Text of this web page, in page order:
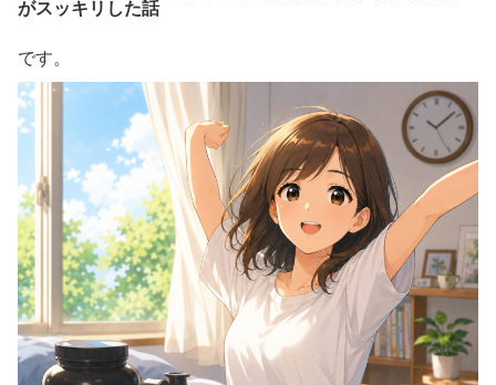
がスッキリした話
です。